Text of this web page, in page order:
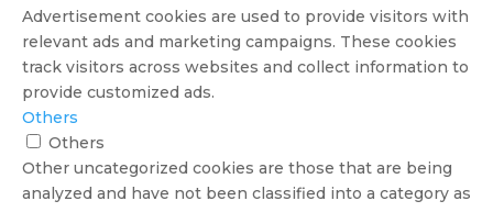
Advertisement cookies are used to provide visitors with
relevant ads and marketing campaigns. These cookies
track visitors across websites and collect information to
provide customized ads.
Others
Others
Other uncategorized cookies are those that are being
analyzed and have not been classified into a category as